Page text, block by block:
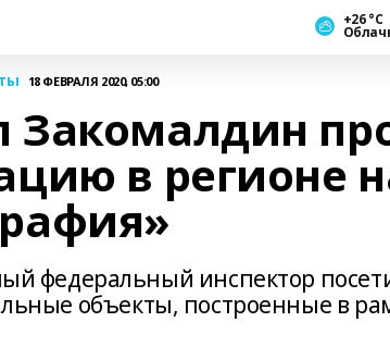
+26 °С
18 ФЕВРАЛЯ 2020, 05:00
Закомалдин
в регионе
федеральный инспектор
объекты, построенные в